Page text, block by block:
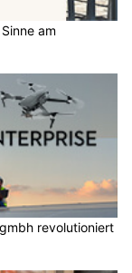
am
revolutioniert